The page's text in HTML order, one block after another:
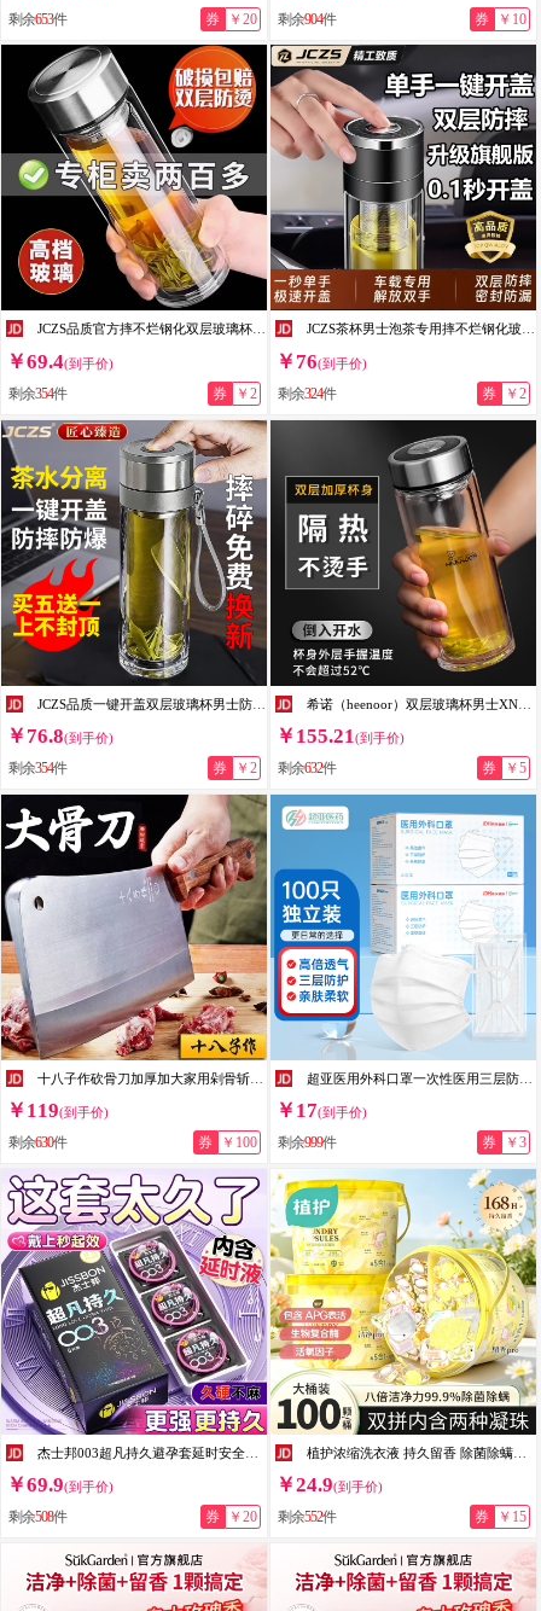
剩余653件 券 ￥20 剩余904件 券 ￥10
￥69.4(到手价)
剩余354件 券 ￥2
￥76(到手价)
剩余324件 券 ￥2
￥76.8(到手价)
剩余354件 券 ￥2
￥155.21(到手价)
剩余632件 券 ￥5
￥119(到手价)
剩余630件 券 ￥100
￥17(到手价)
剩余999件 券 ￥3
￥69.9(到手价)
剩余508件 券 ￥20
￥24.9(到手价)
剩余552件 券 ￥15